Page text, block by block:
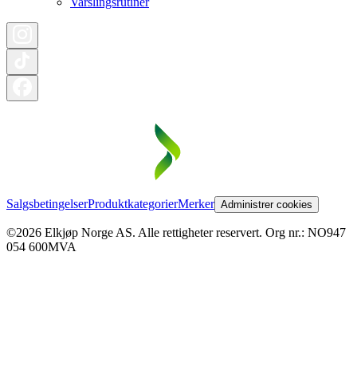
SalgsbetingelserProduktkategorierMerker Administrer cookies
©2026 Elkjøp Norge AS. Alle rettigheter reservert. Org nr.: NO947
054 600MVA